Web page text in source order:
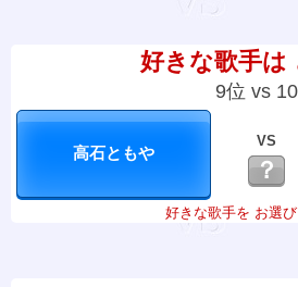
好きな歌手は
9位 vs
VS
？
好きな歌手を お選び